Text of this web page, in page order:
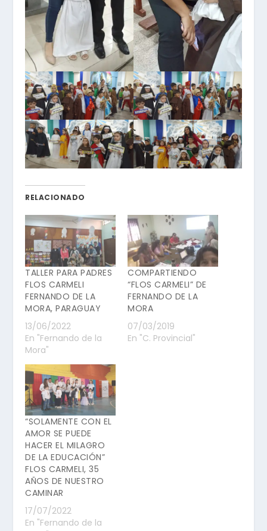
RELACIONADO
TALLER PARA PADRES
FLOS CARMELI
FERNANDO DE LA
MORA, PARAGUAY
13/06/2022
En "Fernando de la
Mora"
COMPARTIENDO
“FLOS CARMELI” DE
FERNANDO DE LA
MORA
07/03/2019
En "C. Provincial"
“SOLAMENTE CON EL
AMOR SE PUEDE
HACER EL MILAGRO
DE LA EDUCACIÓN”
FLOS CARMELI, 35
AÑOS DE NUESTRO
CAMINAR
17/07/2022
En "Fernando de la